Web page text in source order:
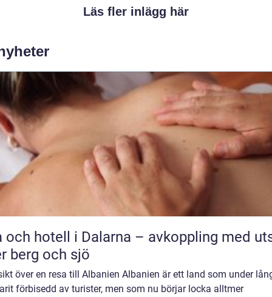
Läs fler inlägg här
och hotell i Dalarna – avkoppling med
berg och sjö
över en resa till Albanien Albanien är ett land som under
förbisedd av turister, men som nu börjar locka alltmer